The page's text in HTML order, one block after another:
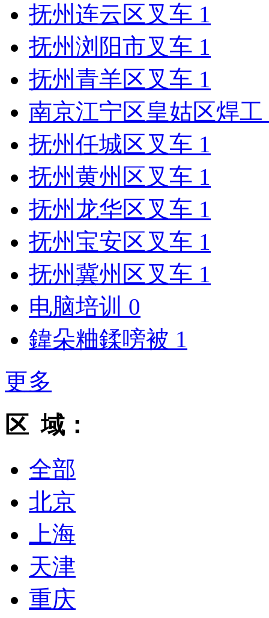
抚州连云区叉车 1
抚州浏阳市叉车 1
抚州青羊区叉车 1
南京江宁区皇姑区焊工
抚州任城区叉车 1
抚州黄州区叉车 1
抚州龙华区叉车 1
抚州宝安区叉车 1
抚州冀州区叉车 1
电脑培训 0
鍏朵粬鍒嗙被 1
更多
区 域：
全部
北京
上海
天津
重庆